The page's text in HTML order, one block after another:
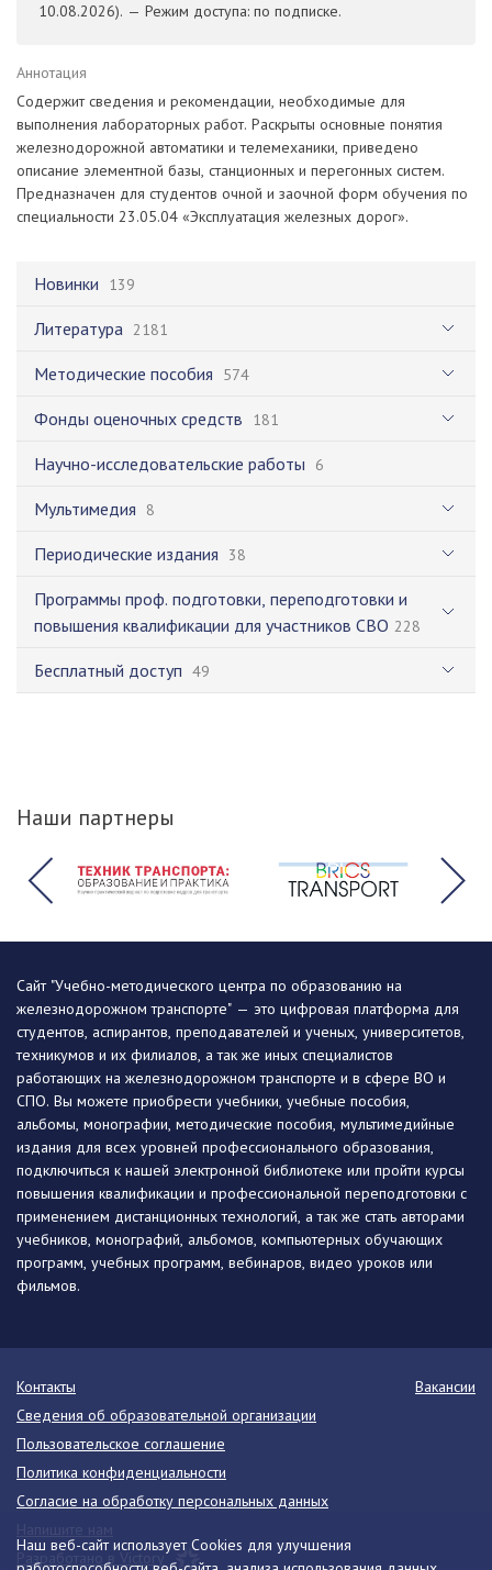
Новинки 139
Литература 2181
Методические пособия 574
Фонды оценочных средств 181
Научно-исследовательские работы 6
Мультимедия 8
Периодические издания 38
Программы проф. подготовки, переподготовки и
повышения квалификации для участников СВО 228
Бесплатный доступ 49
10.08.2026). — Режим доступа: по подписке.
Аннотация
Содержит сведения и рекомендации, необходимые для
выполнения лабораторных работ. Раскрыты основные понятия
железнодорожной автоматики и телемеханики, приведено
описание элементной базы, станционных и перегонных систем.
Предназначен для студентов очной и заочной форм обучения по
специальности 23.05.04 «Эксплуатация железных дорог».
Наши партнеры
Наш веб-сайт использует Cookies для улучшения
Сайт "Учебно-методического центра по образованию на
железнодорожном транспорте" — это цифровая платформа для
студентов, аспирантов, преподавателей и ученых, университетов,
техникумов и их филиалов, а так же иных специалистов
работающих на железнодорожном транспорте и в сфере ВО и
СПО. Вы можете приобрести учебники, учебные пособия,
альбомы, монографии, методические пособия, мультимедийные
издания для всех уровней профессионального образования,
подключиться к нашей электронной библиотеке или пройти курсы
повышения квалификации и профессиональной переподготовки с
применением дистанционных технологий, а так же стать авторами
учебников, монографий, альбомов, компьютерных обучающих
программ, учебных программ, вебинаров, видео уроков или
фильмов.
Контакты
Вакансии
Сведения об образовательной организации
Пользовательское соглашение
Политика конфиденциальности
Согласие на обработку персональных данных
Разработано в Victory